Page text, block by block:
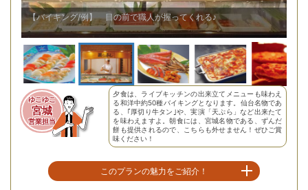
【バイキング/例】バイキングでは珍しい燻製が食べれる！
ゆこゆこ
宮城
営業担当
夕食は、ライブキッチンの出来立てメニューも味わえ
る和洋中約50種バイキングとなります。仙台名物であ
る、｢厚切り牛タン｣や、実演「天ぷら」など出来たて
を味わえますよ。朝食には、宮城名物である、ずんだ
餅も提供されるので、こちらも外せません！ぜひご賞
味ください！
このプランの魅力をご紹介！